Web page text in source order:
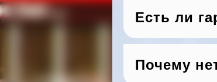
Есть ли
Почему